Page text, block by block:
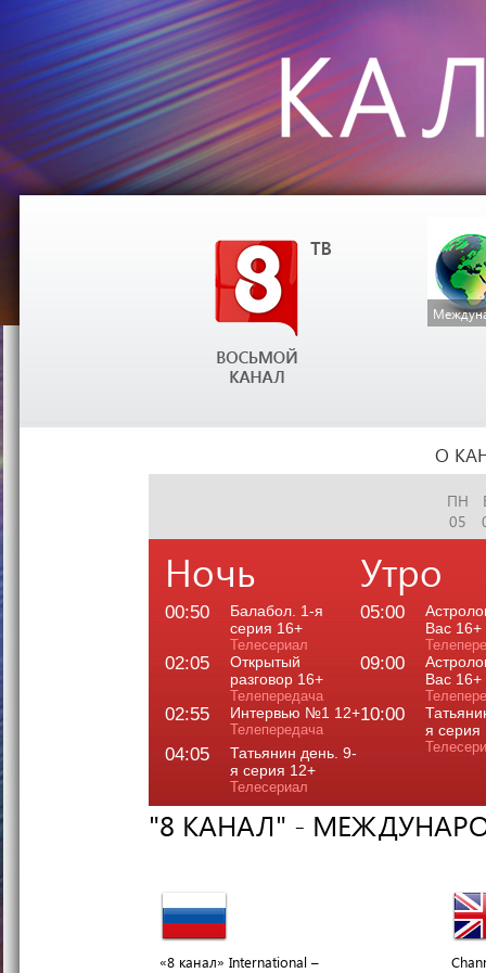
О
ПН
05
Ночь
00:50
Балабол. 1-я
серия 16+
Телесериал
02:05
Открытый
разговор 16+
Телепередача
02:55 Интервью №1 12+
Телепередача
04:05
Татьянин день. 9-
я серия 12+
Телесериал
Утро
05:00
Вас 16+
09:00
Вас 16+
10:00
я серия
"8 КАНАЛ" -
«8 канал» International –